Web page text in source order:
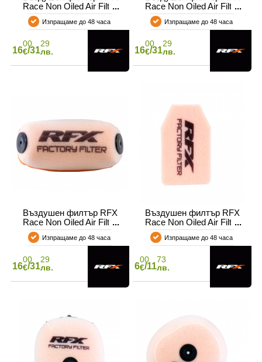
Race Non Oiled Air Filter
KTM 125/200/250/300 08-
11
Изпращаме до 48 часа
16
00
€/31
29
лв.
Race Non Oiled Air Filter
KTM SX 125/200 EXC 250
Изпращаме до 48 часа
16
00
€/31
29
лв.
Въздушен филтър RFX
Race Non Oiled Air Filter
KTM SX 50
Изпращаме до 48 часа
16
00
€/31
29
лв.
Въздушен филтър RFX
Race Non Oiled Air Filter
KTM/HUSQ/GASGAS 50
Изпращаме до 48 часа
6
00
€/11
73
лв.